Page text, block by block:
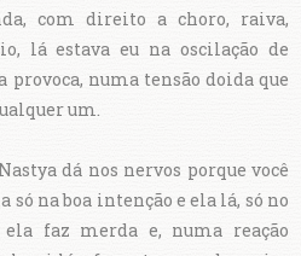
com direito a choro, raiva,
lá estava eu na oscilação de
numa tensão doida que
um.
dá nos nervos porque você
só na boa intenção e ela lá, só no
faz merda e, numa reação